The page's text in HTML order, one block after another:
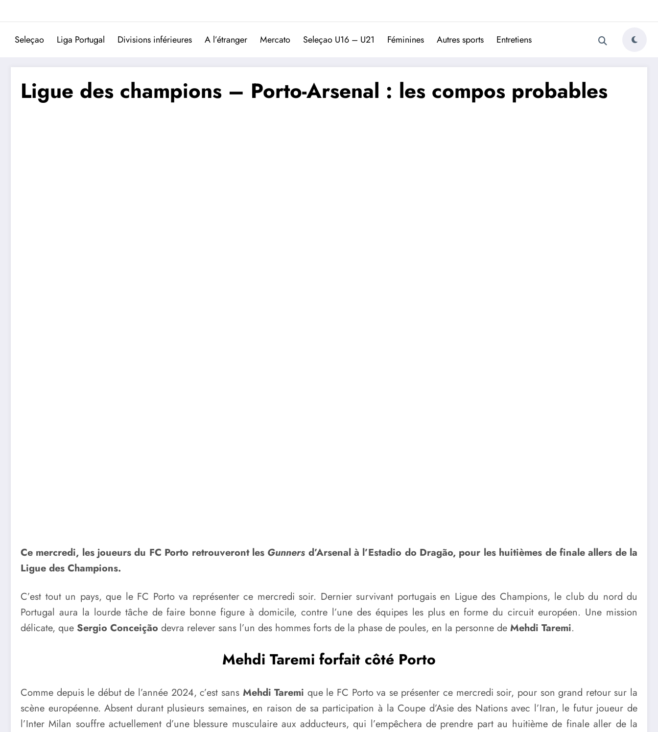
Trivela
L'actualité du football portugais
Seleçao Liga Portugal Divisions inférieures A l’étranger Mercato Seleçao U16 – U21 Féminines Autres sports Entretiens
Ligue des champions – Porto-Arsenal : les compos probables
Ce mercredi, les joueurs du FC Porto retrouveront les Gunners d’Arsenal à l’Estadio do Dragão, pour les huitièmes de finale allers de la
Ligue des Champions.
C’est tout un pays, que le FC Porto va représenter ce mercredi soir. Dernier survivant portugais en Ligue des Champions, le club du nord du
Portugal aura la lourde tâche de faire bonne figure à domicile, contre l’une des équipes les plus en forme du circuit européen. Une mission
délicate, que Sergio Conceição devra relever sans l’un des hommes forts de la phase de poules, en la personne de Mehdi Taremi.
Mehdi Taremi forfait côté Porto
Comme depuis le début de l’année 2024, c’est sans Mehdi Taremi que le FC Porto va se présenter ce mercredi soir, pour son grand retour sur la
scène européenne. Absent durant plusieurs semaines, en raison de sa participation à la Coupe d’Asie des Nations avec l’Iran, le futur joueur de
l’Inter Milan souffre actuellement d’une blessure musculaire aux adducteurs, qui l’empêchera de prendre part au huitième de finale aller de la